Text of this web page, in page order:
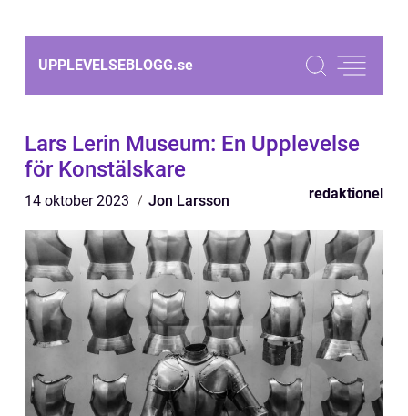
UPPLEVELSEBLOGG.se
Lars Lerin Museum: En Upplevelse
för Konstälskare
14 oktober 2023 Jon Larsson redaktionel